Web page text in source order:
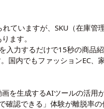
ていますが、SKU（在庫管
ます。
入力するだけで15秒の商品
国内でもファッションEC、
を生成するAIツールの活用
認できる」体験が離脱率